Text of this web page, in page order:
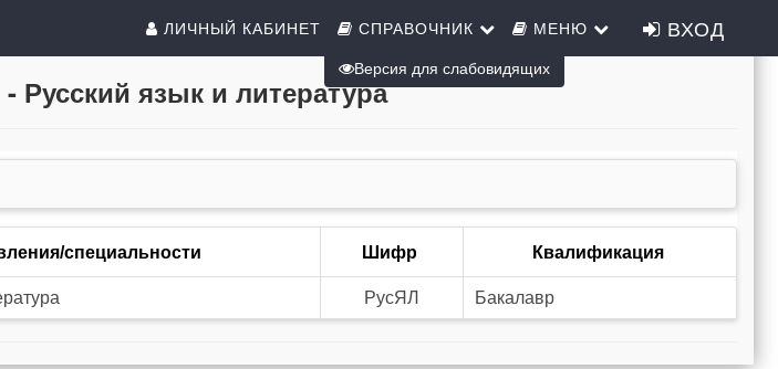
ЛИЧНЫЙ КАБИНЕТ СПРАВОЧНИК МЕНЮ ВХОД
Русский язык и литература
специальности Шифр Квалификация
РусЯЛ Бакалавр
Версия для слабовидящих